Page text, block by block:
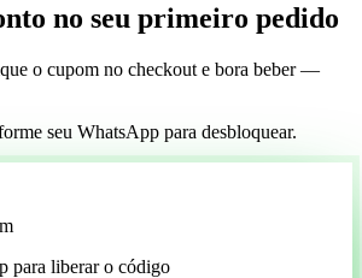
no seu primeiro pedido
o cupom no checkout e bora beber —
seu WhatsApp para desbloquear.
para liberar o código